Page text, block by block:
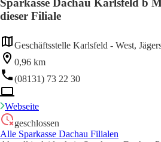
Sparkasse Dachau Karlsfeld b
dieser Filiale
Geschäftsstelle Karlsfeld - West,
0,96 km
(08131) 73 22 30
Webseite
geschlossen
Alle Sparkasse Dachau Filialen